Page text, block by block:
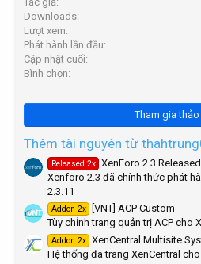
i
o
n
s
:
k
h
ó
Downloads
Lượt xem
Phát hành lần đầu
Cập nhật cuối
Bình chọn
Tham gia thảo
Thêm tài nguyên từ
Released 2x XenForo 2.3
Xenforo 2.3 đã chính thức phát
2.3.11
Addon 2x
[VNT] ACP Custom
Tùy chỉnh trang quản trị ACP cho
Addon 2x XenCentral Multisite
Hệ thống đa trang XenCentral